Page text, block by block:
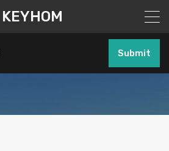
KEYHOM
Submit